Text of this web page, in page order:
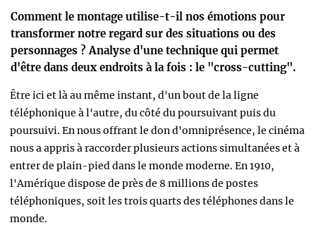
Comment le montage utilise-t-il nos émotions pour
transformer notre regard sur des situations ou des
personnages ? Analyse d'une technique qui permet
d'être dans deux endroits à la fois : le "cross-cutting".
Être ici et là au même instant, d'un bout de la ligne
téléphonique à l'autre, du côté du poursuivant puis du
poursuivi. En nous offrant le don d'omniprésence, le cinéma
nous a appris à raccorder plusieurs actions simultanées et à
entrer de plain-pied dans le monde moderne. En 1910,
l'Amérique dispose de près de 8 millions de postes
téléphoniques, soit les trois quarts des téléphones dans le
monde.